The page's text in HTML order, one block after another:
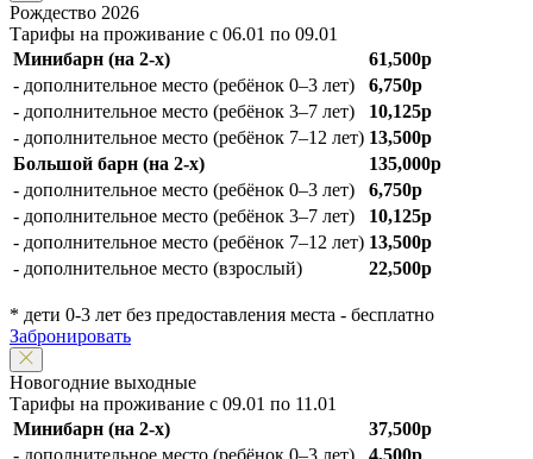
Рождество 2026
Тарифы на проживание с 06.01 по 09.01
Минибарн (на 2-х)
61,500р
- дополнительное место (ребёнок 0–3 лет)
6,750р
- дополнительное место (ребёнок 3–7 лет)
10,125р
- дополнительное место (ребёнок 7–12 лет) 13,500р
Большой барн (на 2-х)
135,000р
- дополнительное место (ребёнок 0–3 лет)
6,750р
- дополнительное место (ребёнок 3–7 лет)
10,125р
- дополнительное место (ребёнок 7–12 лет) 13,500р
- дополнительное место (взрослый)
22,500р
* дети 0-3 лет без предоставления места - бесплатно
Забронировать
Новогодние выходные
Тарифы на проживание с 09.01 по 11.01
Минибарн (на 2-х)
37,500р
- дополнительное место (ребёнок 0–3 лет)
4,500р